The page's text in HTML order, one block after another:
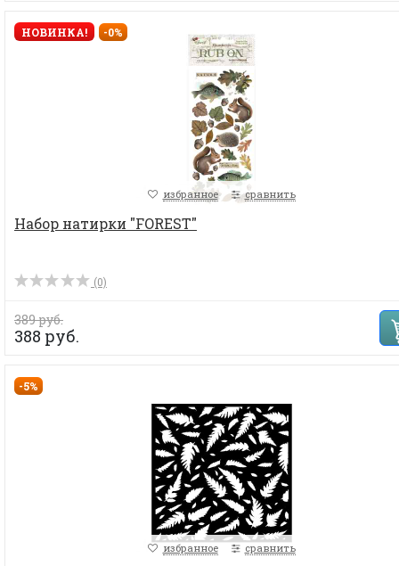
НОВИНКА! -0%
избранное сравнить
Набор натирки "FOREST"
(0)
389 руб.
388 руб.
-5%
избранное сравнить